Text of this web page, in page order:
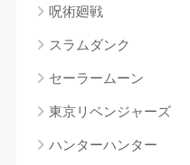
呪術廻戦
スラムダンク
セーラームーン
東京リベンジャーズ
ハンターハンター